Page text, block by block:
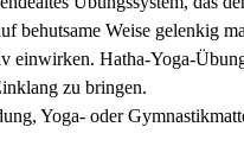
behutsame Weise gelenkig
einwirken. Hatha-Yoga-
zu bringen.
Yoga- oder